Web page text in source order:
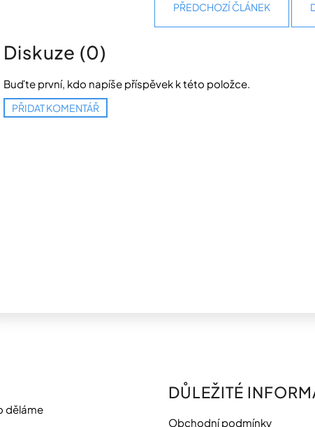
PŘEDCHOZÍ ČLÁNEK
Diskuze (0)
Buďte první, kdo napíše příspěvek k této položce.
PŘIDAT KOMENTÁŘ
děláme
DŮLEŽITÉ
Obchodní podmínky